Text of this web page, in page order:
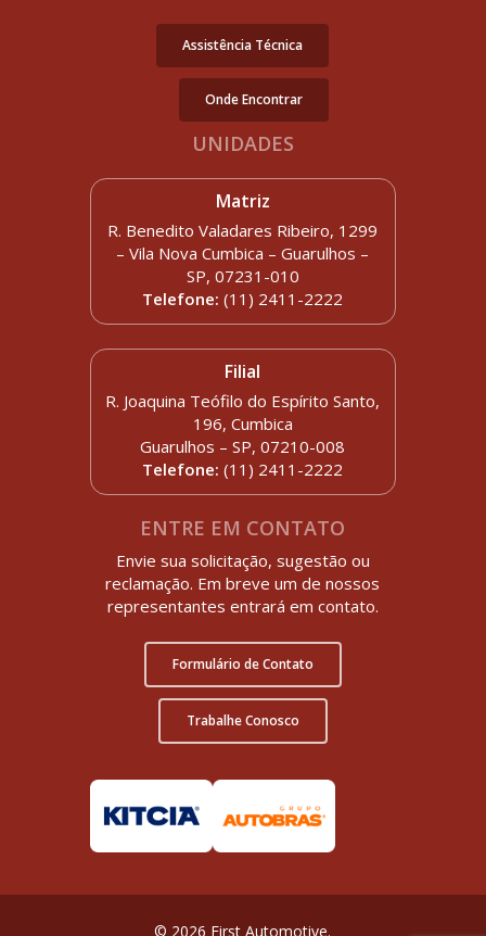
Assistência Técnica
Onde Encontrar
UNIDADES
Matriz
R. Benedito Valadares Ribeiro, 1299
– Vila Nova Cumbica – Guarulhos –
SP, 07231-010
Telefone:(11) 2411-2222
Filial
R. Joaquina Teófilo do Espírito Santo,
196, Cumbica
Guarulhos – SP, 07210-008
Telefone: (11) 2411-2222
ENTRE EM CONTATO
Envie sua solicitação, sugestão ou
reclamação. Em breve um de nossos
representantes entrará em contato.
Formulário de Contato
Trabalhe Conosco
© 2026 First Automotive.